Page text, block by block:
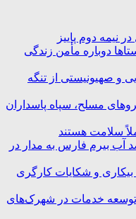
نیمه دوم پاییز
دوباره مأمن زندگی
و صهیونیستی از تنگه
نیروهای مسلح، سپاه پاسداران
سلامت هستند
تأمین‌كننده ۶۰ درصد آب بیرم فارس به مدار در
بیکاری و شکایات کارگری
توسعه خدمات در شهرک‌های